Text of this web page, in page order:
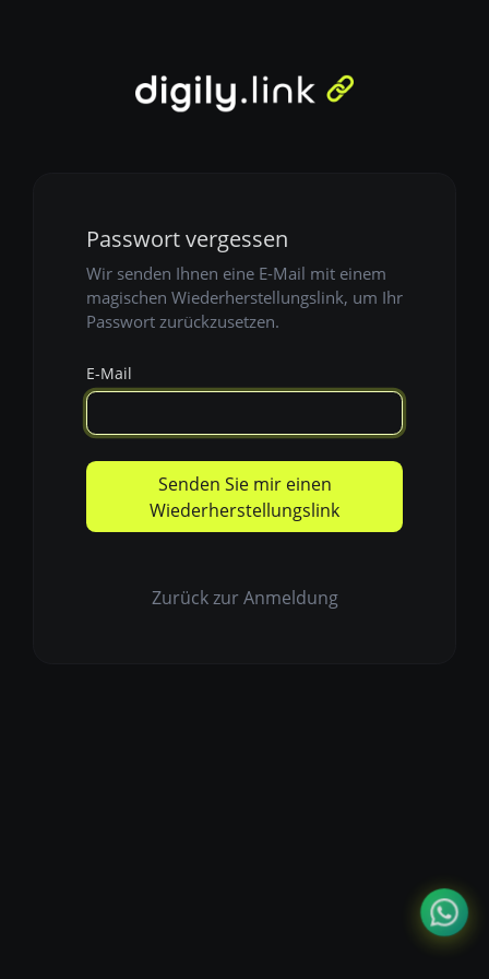
Passwort vergessen
Wir senden Ihnen eine E-Mail mit einem
magischen Wiederherstellungslink, um Ihr
Passwort zurückzusetzen.
E-Mail
Senden Sie mir einen
Wiederherstellungslink
Zurück zur Anmeldung